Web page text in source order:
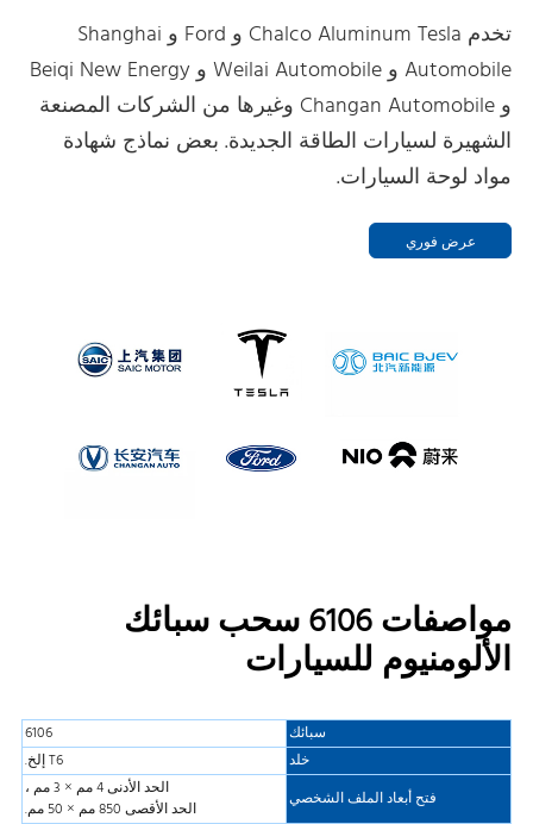
تخدم Chalco Aluminum Tesla و Ford و Shanghai
Automobile و Weilai Automobile و Beiqi New Energy
و Changan Automobile وغيرها من الشركات المصنعة
الشهيرة لسيارات الطاقة الجديدة. بعض نماذج شهادة
مواد لوحة السيارات.
عرض فوري
مواصفات 6106 سحب سبائك
الألومنيوم للسيارات
سبائك
6106
خلد
T6 إلخ.
فتح أبعاد الملف الشخصي
الحد الأدنى 4 مم × 3 مم ،
الحد الأقصى 850 مم × 50 مم.